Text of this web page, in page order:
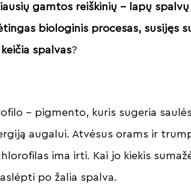
gamtos reiškinių – lapų spalvų
biologinis procesas, susijęs
spalvas?
– pigmento, kuris sugeria
augalui. Atvėsus orams ir
ima irti. Kai jo kiekis
po žalia spalva.